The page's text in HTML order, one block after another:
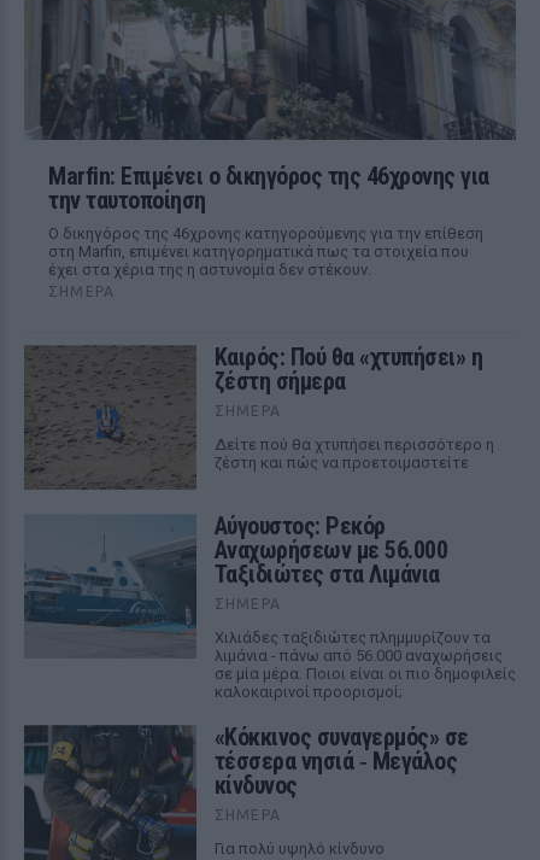
Marfin: Επιμένει ο δικηγόρος της 46χρονης για
την ταυτοποίηση
Ο δικηγόρος της 46χρονης κατηγορούμενης για την επίθεση
στη Marfin, επιμένει κατηγορηματικά πως τα στοιχεία που
έχει στα χέρια της η αστυνομία δεν στέκουν.
ΣΉΜΕΡΑ
Καιρός: Πού θα «χτυπήσει» η
ζέστη σήμερα
ΣΉΜΕΡΑ
Δείτε πού θα χτυπήσει περισσότερο η
ζέστη και πώς να προετοιμαστείτε
Αύγουστος: Ρεκόρ
Αναχωρήσεων με 56.000
Ταξιδιώτες στα Λιμάνια
ΣΉΜΕΡΑ
Χιλιάδες ταξιδιώτες πλημμυρίζουν τα
λιμάνια - πάνω από 56.000 αναχωρήσεις
σε μία μέρα. Ποιοι είναι οι πιο δημοφιλείς
καλοκαιρινοί προορισμοί;
«Κόκκινος συναγερμός» σε
τέσσερα νησιά ‑ Μεγάλος
κίνδυνος
ΣΉΜΕΡΑ
Για πολύ υψηλό κίνδυνο